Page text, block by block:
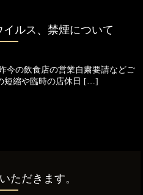
ルス、禁煙について
今の飲食店の営業自粛要請などご
短縮や臨時の店休日 […]
ただきます。